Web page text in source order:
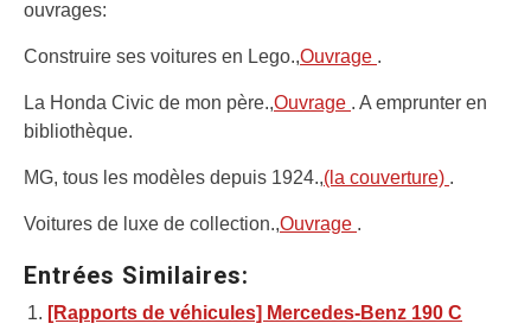
ouvrages:
Construire ses voitures en Lego.,Ouvrage .
La Honda Civic de mon père.,Ouvrage . A emprunter en
bibliothèque.
MG, tous les modèles depuis 1924.,(la couverture) .
Voitures de luxe de collection.,Ouvrage .
Entrées Similaires:
[Rapports de véhicules] Mercedes-Benz 190 C